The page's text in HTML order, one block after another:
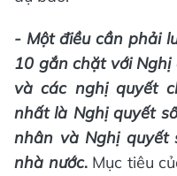
- Một điều cần phải
10 gắn chặt vớiNghị
và các nghị quyết
nhất là Nghị quyết
nhân và Nghị
nhà nước. Mục tiêu